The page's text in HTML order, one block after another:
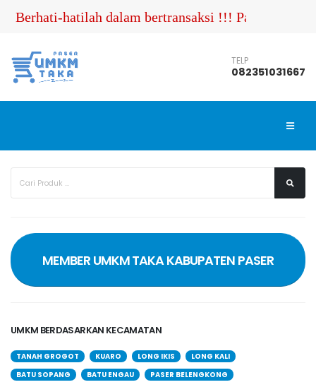
Berhati-hatilah dalam bertransaksi !!! Pastikan
TELP
082351031667
MEMBER UMKM TAKA KABUPATEN PASER
UMKM BERDASARKAN KECAMATAN
TANAH GROGOT KUARO LONG IKIS
LONG KALI
BATU SOPANG
BATU ENGAU
PASER BELENGKONG